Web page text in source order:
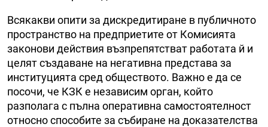
Всякакви опити за дискредитиране в публичното
пространство на предприетите от Комисията
законови действия възпрепятстват работата й и
целят създаване на негативна представа за
институцията сред обществото. Важно е да се
посочи, че КЗК е независим орган, който
разполага с пълна оперативна самостоятелност
относно способите за събиране на доказателства